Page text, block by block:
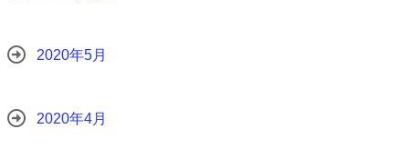
2020年5月
2020年4月